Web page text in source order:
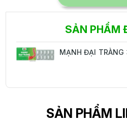
SẢN PHẨM
MẠNH ĐẠI
SẢN PHẨM